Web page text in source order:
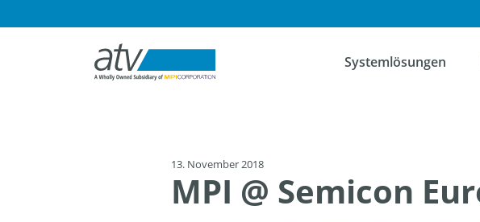
Systemlösungen
13. November 2018
MPI @ Semicon